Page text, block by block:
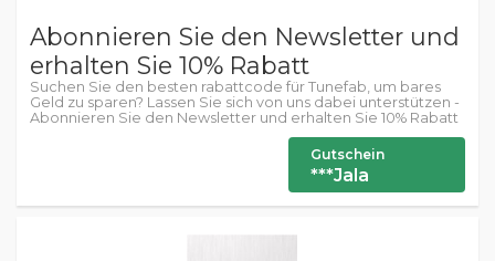
Abonnieren Sie den Newsletter und
erhalten Sie 10% Rabatt
Suchen Sie den besten rabattcode für Tunefab, um bares
Geld zu sparen? Lassen Sie sich von uns dabei unterstützen -
Abonnieren Sie den Newsletter und erhalten Sie 10% Rabatt
Gutschein
***Jala